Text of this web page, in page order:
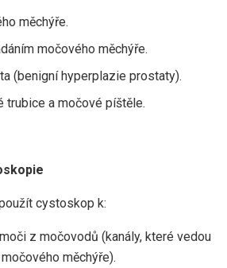
měchýře.
močového měchýře.
(benigní hyperplazie prostaty).
trubice a močové píštěle.
cystoskop k:
z močovodů (kanály, které vedou
měchýře).